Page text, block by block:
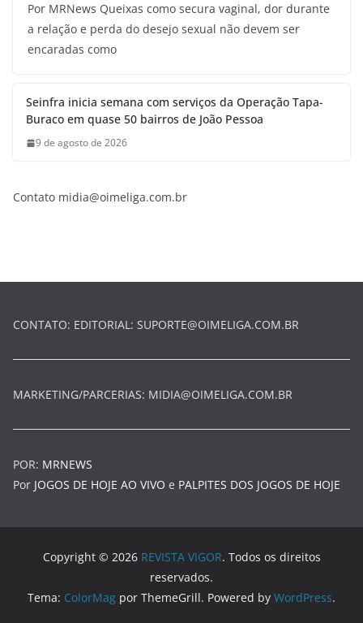
Por MRNews Queixas como secura vaginal, dor durante
a relação e perda do desejo sexual não devem ser
encaradas como
Seinfra inicia semana com serviços da Operação Tapa-
Buraco em quase 50 bairros de João Pessoa
9 de agosto de 2026
Contato midia@oimeliga.com.br
CONTATO: EDITORIAL: SUPORTE@OIMELIGA.COM.BR
MARKETING/PARCERIAS: MIDIA@OIMELIGA.COM.BR
POR: MRNEWS
Por JOGOS DE HOJE AO VIVO e PALPITES DOS JOGOS DE HOJE
Copyright © 2026 REVISTA VIGOR. Todos os direitos
reservados.
Tema: ColorMag por ThemeGrill. Powered by WordPress.